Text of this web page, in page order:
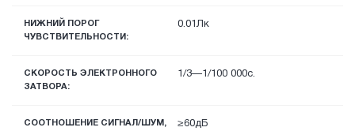
НИЖНИЙ ПОРОГ
ЧУВСТВИТЕЛЬНОСТИ:
0.01Лк
СКОРОСТЬ ЭЛЕКТРОННОГО
ЗАТВОРА:
1/3—1/100 000с.
СООТНОШЕНИЕ СИГНАЛ/ШУМ,
≥60дБ